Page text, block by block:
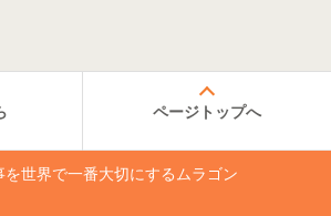
ページトップへ
を世界で一番大切にするムラゴン